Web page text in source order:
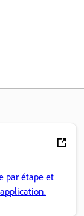
par étape et